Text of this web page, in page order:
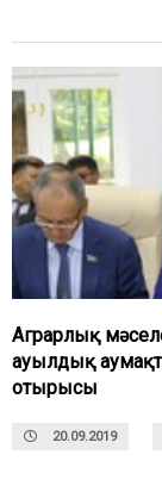
Аграрлық
ауылдық
отырысы
20.09.2019